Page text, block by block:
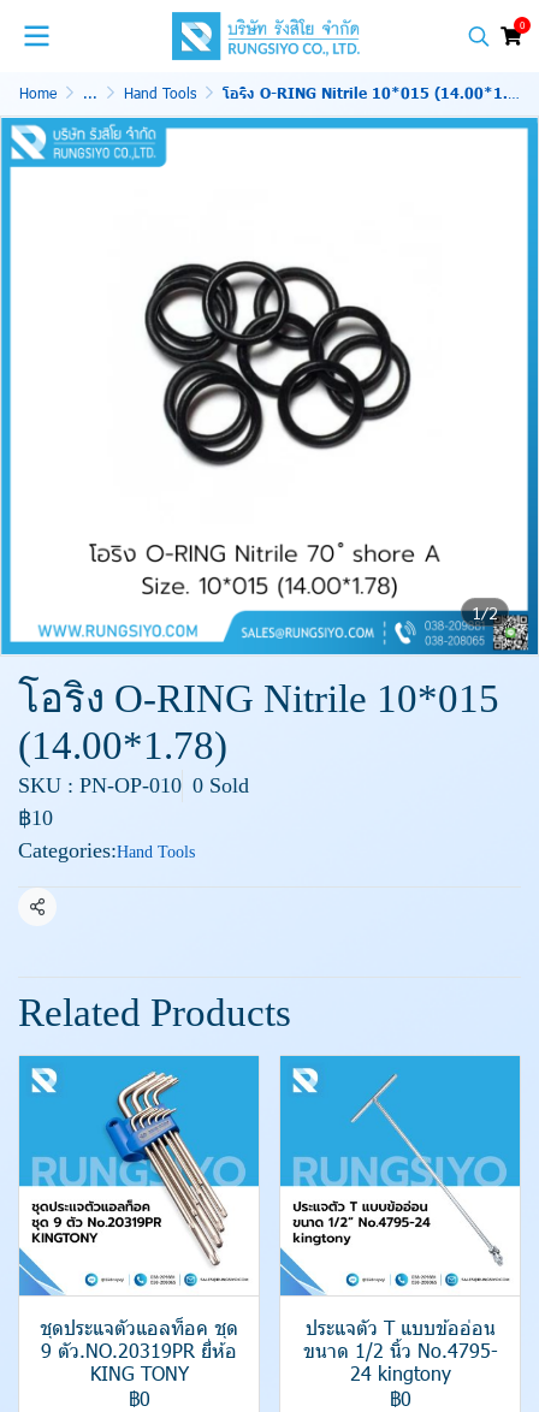
0
Home ... Hand Tools โอริง O-RING Nitrile 10*015 (14.00*1.78)
1/2
โอริง O-RING Nitrile 10*015
(14.00*1.78)
SKU : PN-OP-010 0 Sold
฿10
Categories:Hand Tools
Share
Related Products
ชุดประแจตัวแอลท็อค ชุด
9 ตัว.NO.20319PR ยี่ห้อ
KING TONY
฿0
ประแจตัว T แบบข้ออ่อน
ขนาด 1/2 นิ้ว No.4795-
24 kingtony
฿0